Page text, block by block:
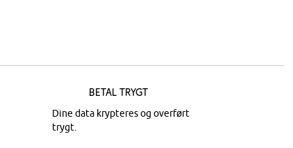
Betal trygt
Dine data krypteres og overført
trygt.